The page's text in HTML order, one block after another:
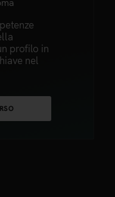
profilo in
nel